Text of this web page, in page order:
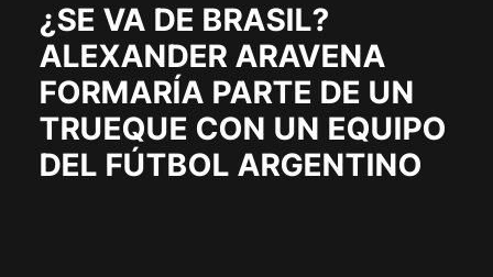
¿SE VA DE BRASIL?
ALEXANDER ARAVENA
FORMARÍA PARTE DE UN
TRUEQUE CON UN EQUIPO
DEL FÚTBOL ARGENTINO